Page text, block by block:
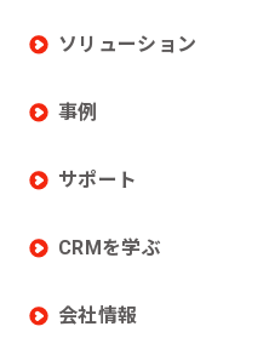
ソリューション
事例
サポート
CRMを学ぶ
会社情報